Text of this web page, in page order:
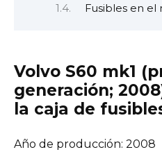
Fusibles en el
Volvo S60 mk1
generación;
la caja de
Año de producción: 2008